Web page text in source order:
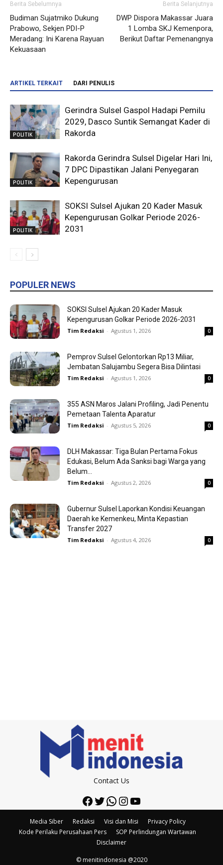
Berita Sebelumnya
Budiman Sujatmiko Dukung
Prabowo, Sekjen PDI-P
Meradang: Ini Karena Rayuan
Kekuasaan
Berita Selanjutnya
DWP Dispora Makassar Juara
1 Lomba SKJ Kemenpora,
Berikut Daftar Pemenangnya
ARTIKEL TERKAIT DARI PENULIS
POLITIK
Gerindra Sulsel Gaspol Hadapi Pemilu
2029, Dasco Suntik Semangat Kader di
Rakorda
POLITIK
Rakorda Gerindra Sulsel Digelar Hari Ini,
7 DPC Dipastikan Jalani Penyegaran
Kepengurusan
POLITIK
SOKSI Sulsel Ajukan 20 Kader Masuk
Kepengurusan Golkar Periode 2026-
2031
POPULER NEWS
SOKSI Sulsel Ajukan 20 Kader Masuk
Kepengurusan Golkar Periode 2026-2031
Tim Redaksi - Agustus 1, 2026 0
Pemprov Sulsel Gelontorkan Rp13 Miliar,
Jembatan Salujambu Segera Bisa Dilintasi
Tim Redaksi - Agustus 1, 2026 0
355 ASN Maros Jalani Profiling, Jadi Penentu
Pemetaan Talenta Aparatur
Tim Redaksi - Agustus 5, 2026 0
DLH Makassar: Tiga Bulan Pertama Fokus
Edukasi, Belum Ada Sanksi bagi Warga yang
Belum...
Tim Redaksi - Agustus 2, 2026 0
Gubernur Sulsel Laporkan Kondisi Keuangan
Daerah ke Kemenkeu, Minta Kepastian
Transfer 2027
Tim Redaksi - Agustus 4, 2026 0
Contact Us
Facebook
Twitter
WhatsApp
Instagram
YouTube
Media Siber Redaksi Visi dan Misi
Privacy Policy
Kode Perilaku Perusahaan Pers
SOP Perlindungan Wartawan
Disclaimer
© menitindonesia @2020